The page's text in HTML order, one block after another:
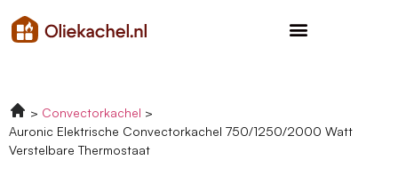
Convectorkachel
Auronic Elektrische Convectorkachel 750/1250/2000 Watt
Verstelbare Thermostaat